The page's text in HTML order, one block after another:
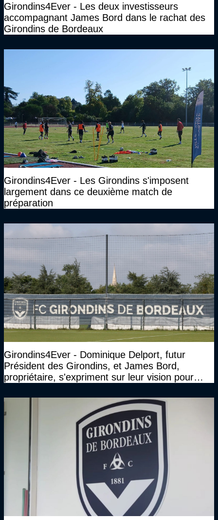
Girondins4Ever - Les deux investisseurs
accompagnant James Bord dans le rachat des
Girondins de Bordeaux
Girondins4Ever - Les Girondins s'imposent
largement dans ce deuxième match de
préparation
Girondins4Ever - Dominique Delport, futur
Président des Girondins, et James Bord,
propriétaire, s'expriment sur leur vision pour